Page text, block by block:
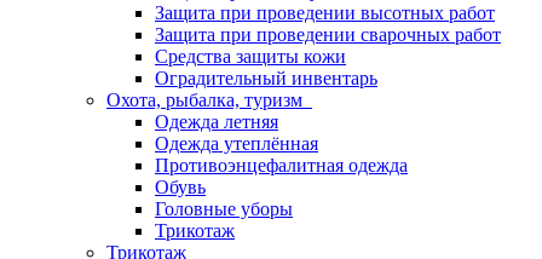
Защита при проведении высотных работ
Защита при проведении сварочных работ
Средства защиты кожи
Оградительный инвентарь
Охота, рыбалка, туризм
Одежда летняя
Одежда утеплённая
Противоэнцефалитная одежда
Обувь
Головные уборы
Трикотаж
Трикотаж